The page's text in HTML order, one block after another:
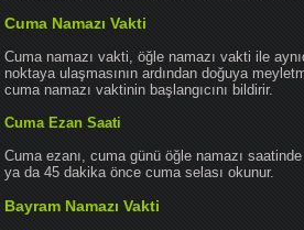
Cuma Namazı Vakti
Cuma namazı vakti, öğle namazı vakti ile
noktaya ulaşmasının ardından doğuya
cuma namazı vaktinin başlangıcını bildirir.
Cuma Ezan Saati
Cuma ezanı, cuma günü öğle namazı
ya da 45 dakika önce cuma selası okunur.
Bayram Namazı Vakti